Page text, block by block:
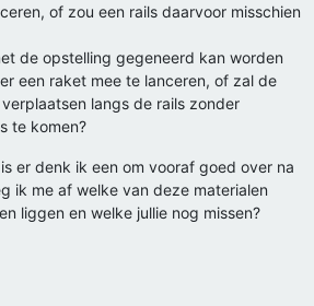
of zou een rails daarvoor misschien
de opstelling gegeneerd kan worden
een raket mee te lanceren, of zal de
langs de rails zonder
te komen?
er denk ik een om vooraf goed over na
ik me af welke van deze materialen
liggen en welke jullie nog missen?